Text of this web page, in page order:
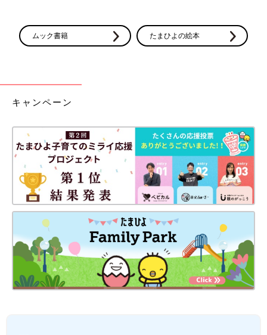
ムック書籍 たまひよの絵本
キャンペーン